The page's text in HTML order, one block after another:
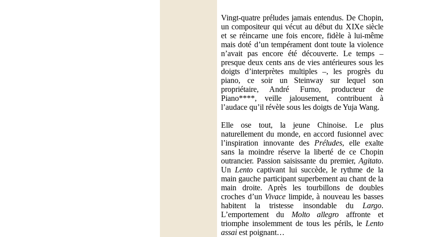
Vingt-quatre préludes jamais entendus. De Chopin,
un compositeur qui vécut au début du XIXe siècle
et se réincarne une fois encore, fidèle à lui-même
mais doté d’un tempérament dont toute la violence
n’avait pas encore été découverte. Le temps –
presque deux cents ans de vies antérieures sous les
doigts d’interprètes multiples –, les progrès du
piano, ce soir un Steinway sur lequel son
propriétaire, André Furno, producteur de
Piano****, veille jalousement, contribuent à
l’audace qu’il révèle sous les doigts de Yuja Wang.
Elle ose tout, la jeune Chinoise. Le plus
naturellement du monde, en accord fusionnel avec
l’inspiration innovante des Préludes, elle exalte
sans la moindre réserve la liberté de ce Chopin
outrancier. Passion saisissante du premier, Agitato.
Un Lentocaptivant lui succède, le rythme de la
main gauche participant superbement au chant de la
main droite. Après les tourbillons de doubles
croches d’un Vivace limpide, à nouveau les basses
habitent la tristesse insondable du Largo.
L’emportement du Molto allegro affronte et
triomphe insolemment de tous les périls, le Lento
assai est poignant…